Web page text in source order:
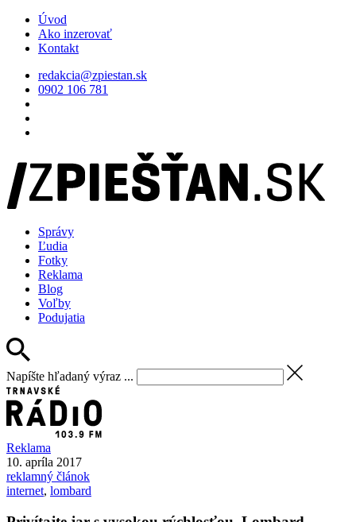
Úvod
Ako inzerovať
Kontakt
redakcia@zpiestan.sk
0902 106 781
Správy
Ľudia
Fotky
Reklama
Blog
Voľby
Podujatia
Napíšte hľadaný výraz ...
Reklama
10. apríla 2017
reklamný článok
internet, lombard